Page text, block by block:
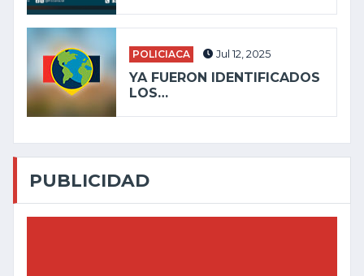
POLICIACA Jul 12, 2025
YA FUERON IDENTIFICADOS
LOS…
PUBLICIDAD